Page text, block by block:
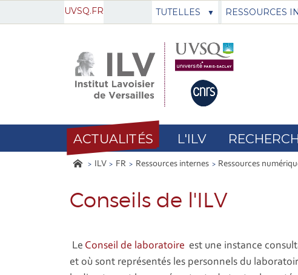
UVSQ.FR
ACTUALITÉS L'ILV
ILV FR Ressources internes Ressources
Conseils de l'ILV
Le Conseil de laboratoire est une instance
et où sont représentés les personnels du
TUTELLES RESSOURCES